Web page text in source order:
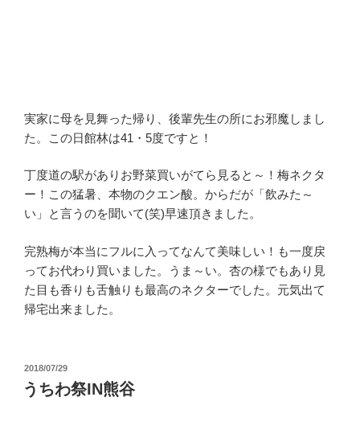
実家に母を見舞った帰り、後輩先生の所にお邪魔しまし
た。この日館林は41・5度ですと！
丁度道の駅がありお野菜買いがてら見ると～！梅ネクタ
ー！この猛暑、本物のクエン酸。からだが「飲みた～
い」と言うのを聞いて(笑)早速頂きました。
完熟梅が本当にフルに入ってなんて美味しい！も一度戻
ってお代わり買いました。うま～い。杏の様でもあり見
た目も香りも舌触りも最高のネクターでした。元気出て
帰宅出来ました。
投
稿
日:
2018/07/29
うちわ祭IN熊谷